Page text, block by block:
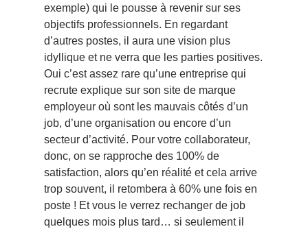
exemple) qui le pousse à revenir sur ses
objectifs professionnels. En regardant
d’autres postes, il aura une vision plus
idyllique et ne verra que les parties positives.
Oui c’est assez rare qu’une entreprise qui
recrute explique sur son site de marque
employeur où sont les mauvais côtés d’un
job, d’une organisation ou encore d’un
secteur d’activité. Pour votre collaborateur,
donc, on se rapproche des 100% de
satisfaction, alors qu’en réalité et cela arrive
trop souvent, il retombera à 60% une fois en
poste ! Et vous le verrez rechanger de job
quelques mois plus tard… si seulement il